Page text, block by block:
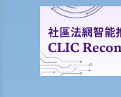
1. 如我以为未满法定年
2. 如该名未满法定年龄
3. 如我喝醉，失去自制能
B. 拐带年龄在18岁以下